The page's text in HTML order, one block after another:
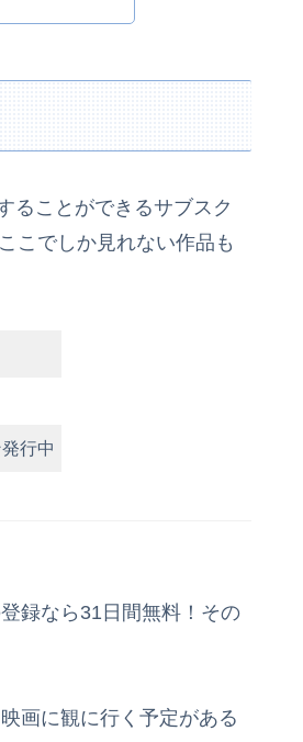
ることができるサブスク
こでしか見れない作品も
行中
録なら31日間無料！その
画に観に行く予定がある